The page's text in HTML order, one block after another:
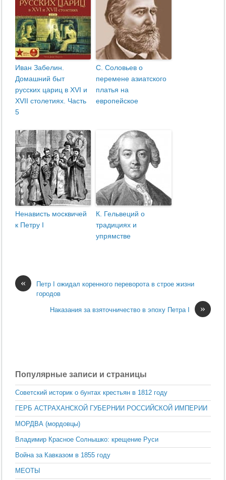
Иван Забелин.
Домашний быт
русских цариц в XVI и
XVII столетиях. Часть
5
С. Соловьев о
перемене азиатского
платья на
европейское
Ненависть москвичей
к Петру I
К. Гельвеций о
традициях и
упрямстве
«
Петр I ожидал коренного переворота в строе жиз­ни
городов
»
Наказания за взяточничество в эпоху Петра I
Популярные записи и страницы
Советский историк о бунтах крестьян в 1812 году
ГЕРБ АСТРАХАНСКОЙ ГУБЕРНИИ РОССИЙСКОЙ ИМПЕРИИ
МОРДВА (мордовцы)
Владимир Красное Солнышко: крещение Руси
Война за Кавказом в 1855 году
МЕОТЫ